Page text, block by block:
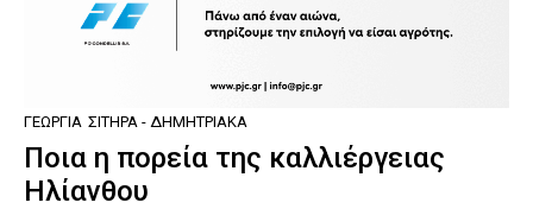
ΓΕΩΡΓΊΑ ΣΙΤΗΡΆ - ΔΗΜΗΤΡΙΑΚΆ
Ποια η πορεία της καλλιέργειας
Ηλίανθου